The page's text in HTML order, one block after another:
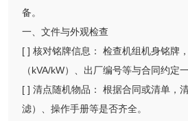
备。
一、文件与外观检查
[ ] 核对铭牌信息： 检查机组机身铭牌
（kVA/kW）、出厂编号等与合同约定一
[ ] 清点随机物品： 根据合同或清单，
滤）、操作手册等是否齐全。